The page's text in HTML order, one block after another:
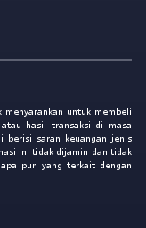
untuk membeli
hasil transaksi di masa
berisi saran keuangan jenis
ini tidak dijamin dan tidak
pun yang terkait dengan